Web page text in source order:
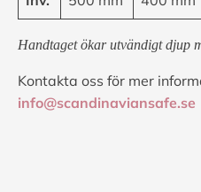
Handtaget ökar utvändigt djup
Kontakta oss för mer
info@scandinaviansafe.se